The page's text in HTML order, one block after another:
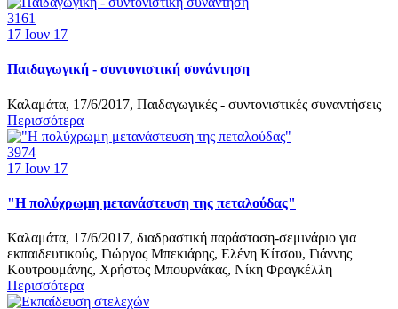
3161
17 Ιουν 17
Παιδαγωγική - συντονιστική συνάντηση
Καλαμάτα, 17/6/2017, Παιδαγωγικές - συντονιστικές συναντήσεις
Περισσότερα
3974
17 Ιουν 17
"Η πολύχρωμη μετανάστευση της πεταλούδας"
Καλαμάτα, 17/6/2017, διαδραστική παράσταση-σεμινάριο για
εκπαιδευτικούς, Γιώργος Μπεκιάρης, Ελένη Κίτσου, Γιάννης
Κουτρουμάνης, Χρήστος Μπουρνάκας, Νίκη Φραγκέλλη
Περισσότερα